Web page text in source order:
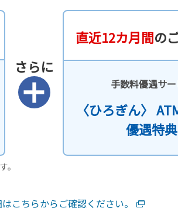
さらに
直近12カ月間の
手数料優遇サ
〈ひろぎん〉
優遇特
。
こちらからご確認ください。